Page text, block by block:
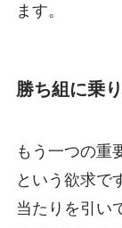
ます。
勝ち組に乗
もう一つの重
という欲求で
当たりを引い